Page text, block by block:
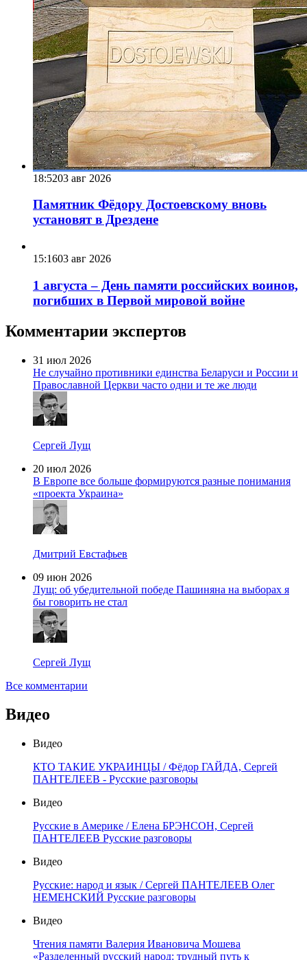
18:5203 авг 2026
Памятник Фёдору Достоевскому вновь
установят в Дрездене
15:1603 авг 2026
1 августа – День памяти российских воинов,
погибших в Первой мировой войне
Комментарии экспертов
31 июл 2026
Не случайно противники единства Беларуси и России и
Православной Церкви часто одни и те же люди
Сергей Лущ
20 июл 2026
В Европе все больше формируются разные понимания
«проекта Украина»
Дмитрий Евстафьев
09 июн 2026
Лущ: об убедительной победе Пашиняна на выборах я
бы говорить не стал
Сергей Лущ
Все комментарии
Видео
Видео
КТО ТАКИЕ УКРАИНЦЫ / Фёдор ГАЙДА, Сергей
ПАНТЕЛЕЕВ - Русские разговоры
Видео
Русские в Америке / Елена БРЭНСОН, Сергей
ПАНТЕЛЕЕВ Русские разговоры
Видео
Русские: народ и язык / Сергей ПАНТЕЛЕЕВ Олег
НЕМЕНСКИЙ Русские разговоры
Видео
Чтения памяти Валерия Ивановича Мошева
«Разделенный русский народ: трудный путь к